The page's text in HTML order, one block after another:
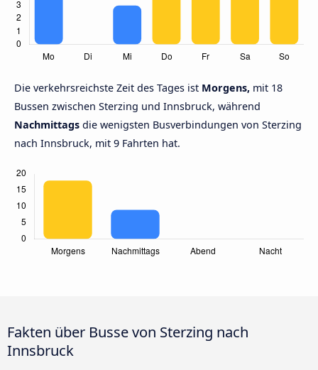
Die verkehrsreichste Zeit des Tages ist Morgens, mit 18
Bussen zwischen Sterzing und Innsbruck, während
Nachmittags die wenigsten Busverbindungen von Sterzing
nach Innsbruck, mit 9 Fahrten hat.
Fakten über Busse von Sterzing nach
Innsbruck